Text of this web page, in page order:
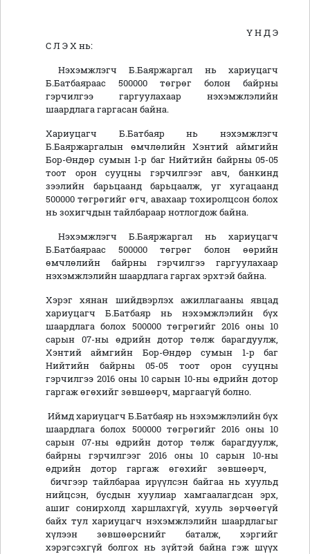
Ү Н Д Э
С Л Э Х нь:
Нэхэмжлэгч Б.Баяржаргал нь хариуцагч
Б.Батбаяраас 500000 төгрөг болон байрны
гэрчилгээ гаргуулахаар нэхэмжлэлийн
шаардлага гаргасан байна.
Хариуцагч Б.Батбаяр нь нэхэмжлэгч
Б.Баяржаргалын өмчлөлийн Хэнтий аймгийн
Бор-Өндөр сумын 1-р баг Нийтийн байрны 05-05
тоот орон сууцны гэрчилгээг авч, банкинд
зээлийн барьцаанд барьцаалж, уг хугацаанд
500000 төгрөгийг өгч, авахаар тохиролцсон болох
нь зохигчдын тайлбараар нотлогдож байна.
Нэхэмжлэгч Б.Баяржаргал нь хариуцагч
Б.Батбаяраас 500000 төгрөг болон өөрийн
өмчлөлийн байрны гэрчилгээ гаргуулахаар
нэхэмжлэлийн шаардлага гаргах эрхтэй байна.
Хэрэг хянан шийдвэрлэх ажиллагааны явцад
хариуцагч Б.Батбаяр нь нэхэмжлэлийн бүх
шаардлага болох 500000 төгрөгийг 2016 оны 10
сарын 07-ны өдрийн дотор төлж барагдуулж,
Хэнтий аймгийн Бор-Өндөр сумын 1-р баг
Нийтийн байрны 05-05 тоот орон сууцны
гэрчилгээ 2016 оны 10 сарын 10-ны өдрийн дотор
гаргаж өгөхийг зөвшөөрч, маргаагүй болно.
Иймд хариуцагч Б.Батбаяр нь нэхэмжлэлийн бүх
шаардлага болох 500000 төгрөгийг 2016 оны 10
сарын 07-ны өдрийн дотор төлж барагдуулж,
байрны гэрчилгээг 2016 оны 10 сарын 10-ны
өдрийн дотор гаргаж өгөхийг зөвшөөрч,
бичгээр тайлбараа ирүүлсэн байгаа нь хуульд
нийцсэн, бусдын хуулиар хамгаалагдсан эрх,
ашиг сонирхолд харшлахгүй, хууль зөрчөөгүй
байх тул хариуцагч нэхэмжлэлийн шаардлагыг
хүлээн зөвшөөрснийг баталж, хэргийг
хэрэгсэхгүй болгох нь зүйтэй байна гэж шүүх